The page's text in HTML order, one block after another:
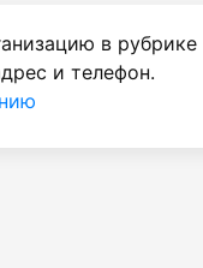
в рубрике
и телефон.